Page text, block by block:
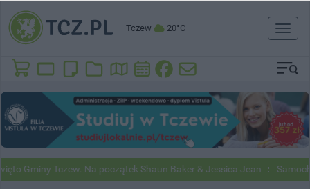
Tczew 20°C
Toggle
Tczew. Na początek Shaun Baker & Jessica Jean Samochody